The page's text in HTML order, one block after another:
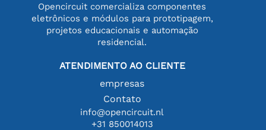
Opencircuit comercializa componentes
eletrônicos e módulos para prototipagem,
projetos educacionais e automação
residencial.
ATENDIMENTO AO CLIENTE
empresas
Contato
info@opencircuit.nl
+31 850014013